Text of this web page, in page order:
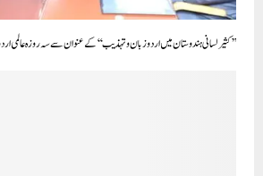
’’کثیر لسانی ہندوستان میں اردو زبان و تہذیب‘‘کے عنوان سے سہ روزہ عالمی